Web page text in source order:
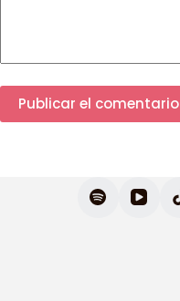
Publicar el comentario